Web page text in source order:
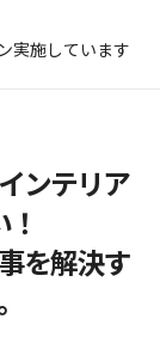
実施しています
を、リーズナブ
にはフッ素コー
ンテリア
を解決す